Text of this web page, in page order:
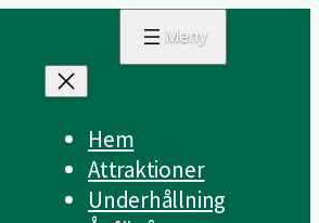
Hem
Attraktioner
Underhållning